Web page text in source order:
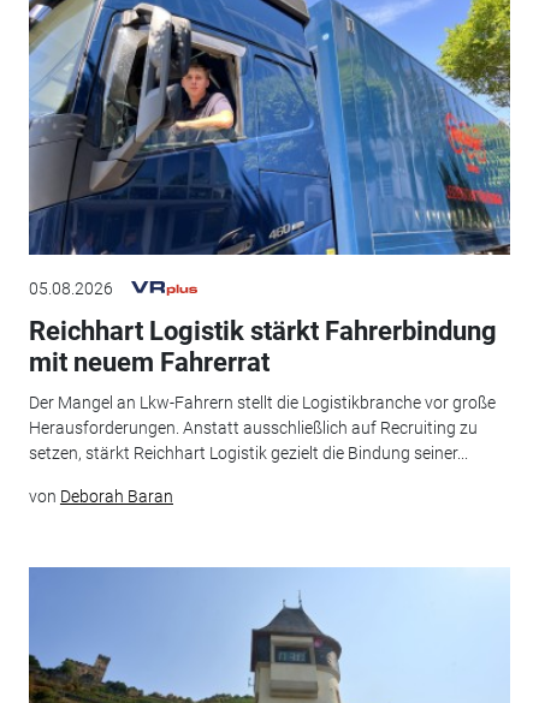
05.08.2026
Reichhart Logistik stärkt Fahrerbindung
mit neuem Fahrerrat
Der Mangel an Lkw-Fahrern stellt die Logistikbranche vor große
Herausforderungen. Anstatt ausschließlich auf Recruiting zu
setzen, stärkt Reichhart Logistik gezielt die Bindung seiner...
von Deborah Baran